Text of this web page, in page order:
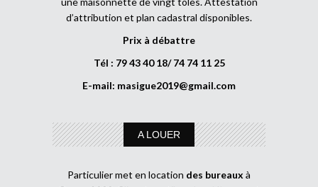
d’attribution et plan cadastral disponibles.
Prix à débattre
Tél : 79 43 40 18/ 74 74 11 25
E-mail: masigue2019@gmail.com
A LOUER
Particulier met en location des bureaux à